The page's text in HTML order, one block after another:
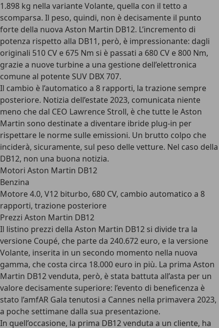
1.898 kg nella variante Volante, quella con il tetto a
scomparsa. Il peso, quindi, non è decisamente il punto
forte della nuova Aston Martin DB12. L’incremento di
potenza rispetto alla DB11, però, è impressionante: dagli
originali 510 CV e 675 Nm si è passati a 680 CV e 800 Nm,
grazie a nuove turbine a una gestione dell’elettronica
comune al potente SUV DBX 707.
Il cambio è l’automatico a 8 rapporti, la trazione sempre
posteriore. Notizia dell’estate 2023, comunicata niente
meno che dal CEO Lawrence Stroll, è che tutte le Aston
Martin sono destinate a diventare ibride plug-in per
rispettare le norme sulle emissioni. Un brutto colpo che
inciderà, sicuramente, sul peso delle vetture. Nel caso della
DB12, non una buona notizia.
Motori Aston Martin DB12
Benzina
Motore 4.0, V12 biturbo, 680 CV, cambio automatico a 8
rapporti, trazione posteriore
Prezzi Aston Martin DB12
Il listino prezzi della Aston Martin DB12 si divide tra la
versione Coupé, che parte da 240.672 euro, e la versione
Volante, inserita in un secondo momento nella nuova
gamma, che costa circa 18.000 euro in più. La prima Aston
Martin DB12 venduta, però, è stata battuta all’asta per un
valore decisamente superiore: l’evento di beneficenza è
stato l’amfAR Gala tenutosi a Cannes nella primavera 2023,
a poche settimane dalla sua presentazione.
In quell’occasione, la prima DB12 venduta a un cliente, ha